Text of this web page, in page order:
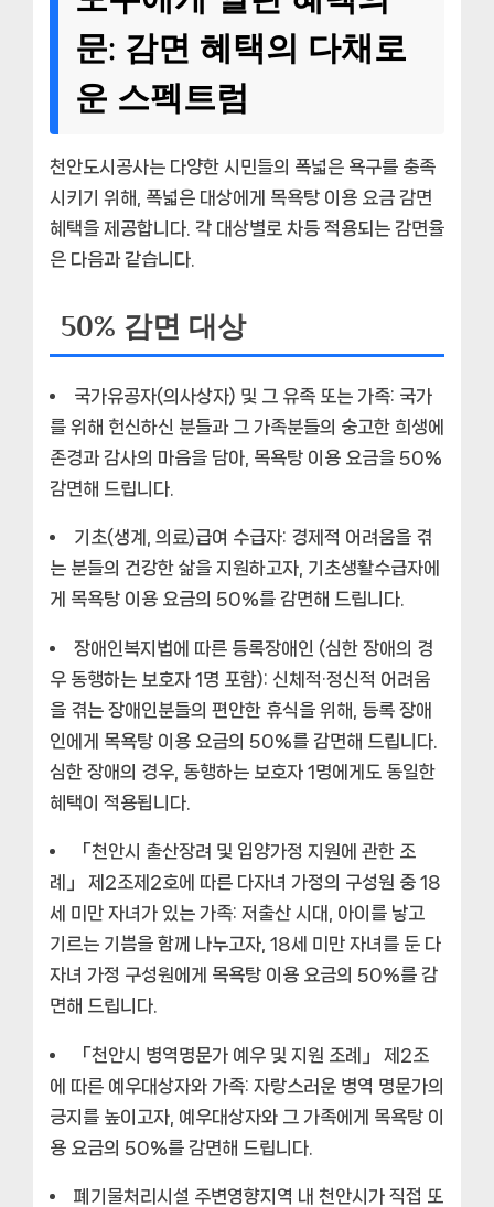
문: 감면 혜택의 다채로
운 스펙트럼
천안도시공사는 다양한 시민들의 폭넓은 욕구를 충족
시키기 위해, 폭넓은 대상에게 목욕탕 이용 요금 감면
혜택을 제공합니다. 각 대상별로 차등 적용되는 감면율
은 다음과 같습니다.
50% 감면 대상
국가유공자(의사상자) 및 그 유족 또는 가족: 국가
를 위해 헌신하신 분들과 그 가족분들의 숭고한 희생에
존경과 감사의 마음을 담아, 목욕탕 이용 요금을 50%
감면해 드립니다.
기초(생계, 의료)급여 수급자: 경제적 어려움을 겪
는 분들의 건강한 삶을 지원하고자, 기초생활수급자에
게 목욕탕 이용 요금의 50%를 감면해 드립니다.
장애인복지법에 따른 등록장애인 (심한 장애의 경
우 동행하는 보호자 1명 포함): 신체적·정신적 어려움
을 겪는 장애인분들의 편안한 휴식을 위해, 등록 장애
인에게 목욕탕 이용 요금의 50%를 감면해 드립니다.
심한 장애의 경우, 동행하는 보호자 1명에게도 동일한
혜택이 적용됩니다.
「천안시 출산장려 및 입양가정 지원에 관한 조
례」 제2조제2호에 따른 다자녀 가정의 구성원 중 18
세 미만 자녀가 있는 가족: 저출산 시대, 아이를 낳고
기르는 기쁨을 함께 나누고자, 18세 미만 자녀를 둔 다
자녀 가정 구성원에게 목욕탕 이용 요금의 50%를 감
면해 드립니다.
「천안시 병역명문가 예우 및 지원 조례」 제2조
에 따른 예우대상자와 가족: 자랑스러운 병역 명문가의
긍지를 높이고자, 예우대상자와 그 가족에게 목욕탕 이
용 요금의 50%를 감면해 드립니다.
폐기물처리시설 주변영향지역 내 천안시가 직접 또